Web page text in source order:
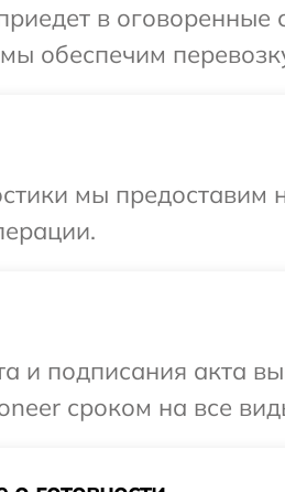
в оговоренные
обеспечим
мы предоставим
и подписания акта
сроком на все